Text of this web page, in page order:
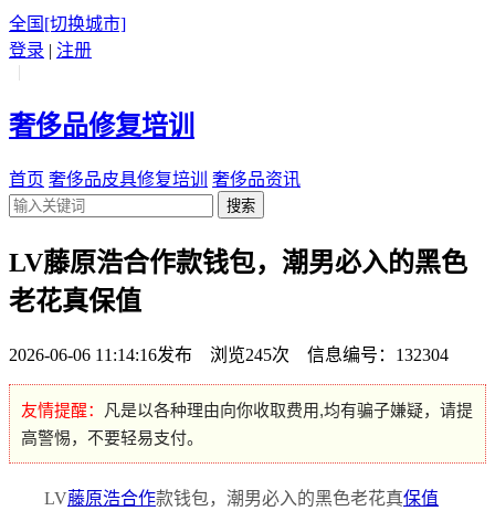
全国 [切换城市]
登录 | 注册
|
奢侈品修复培训
首页 奢侈品皮具修复培训 奢侈品资讯
搜索
LV藤原浩合作款钱包，潮男必入的黑色
老花真保值
2026-06-06 11:14:16发布 浏览245次 信息编号：132304
友情提醒：
凡是以各种理由向你收取费用,均有骗子嫌疑，请提
高警惕，不要轻易支付。
LV藤原浩合作款钱包，潮男必入的黑色老花真保值